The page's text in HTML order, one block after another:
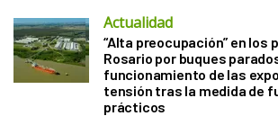
Actualidad
“Alta preocupación” en los
Rosario por buques
funcionamiento de las
tensión tras la medida de
prácticos